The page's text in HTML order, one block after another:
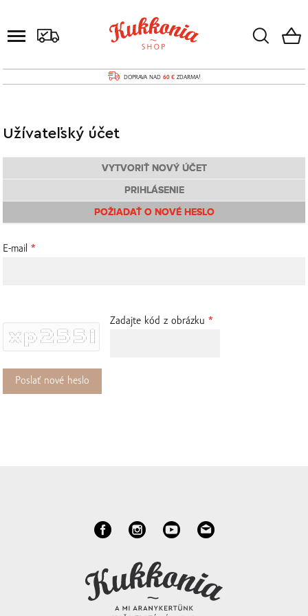
DOPRAVA NAD 60 €ZDARMA!
Užívateľský účet
VYTVORIŤ NOVÝ ÚČET
PRIHLÁSENIE
POŽIADAŤ O NOVÉ HESLO
E-mail*
__  __  _ __   |___ \  | ___|  | ___|  (_)
\ \/ / | '_ \    __) | |___ \  |___ \  | |
  >  <  | |_) |  / __/   ___) |  ___) | | |
/_/\_\ | .__/  |_____| |____/  |____/  |_|
Zadajte kód z obrázku*